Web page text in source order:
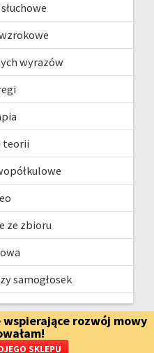
wyrazów
teorii
ze zbioru
samogłosek
rozwój mowy
SKLEPU